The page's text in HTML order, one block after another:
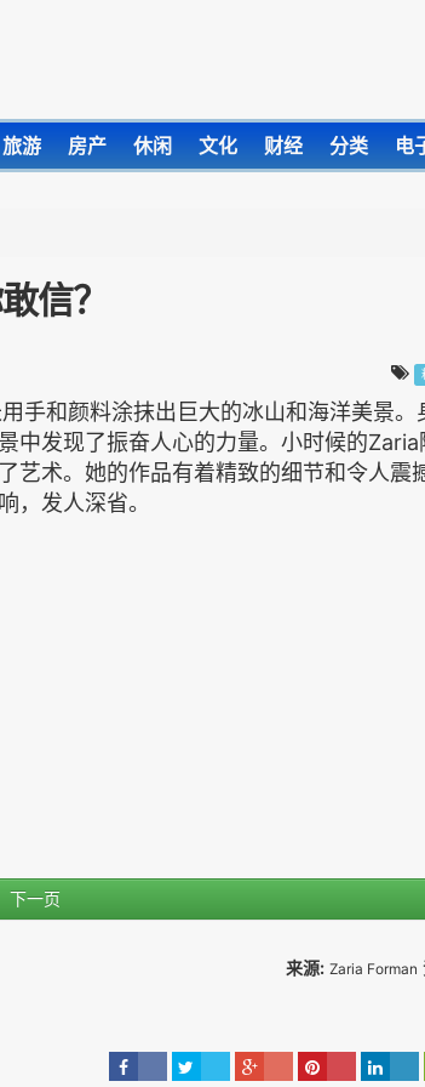
旅游 房产 休闲 文化 财经 分类 电
信？
手和颜料涂抹出巨大的冰山和海洋美景。
中发现了振奋人心的力量。小时候的Zaria
艺术。她的作品有着精致的细节和令人震
，发人深省。
下一页
来源: Zaria Forman